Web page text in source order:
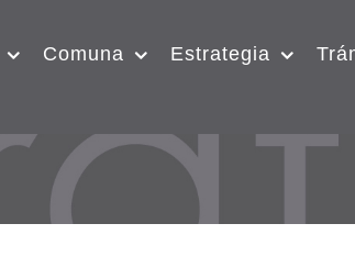
Comuna Estrategia